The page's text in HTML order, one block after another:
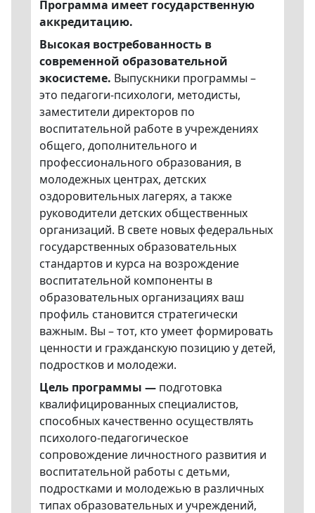
Программа имеет государственную
аккредитацию.
Высокая востребованность в
современной образовательной
экосистеме. Выпускники программы –
это педагоги-психологи, методисты,
заместители директоров по
воспитательной работе в учреждениях
общего, дополнительного и
профессионального образования, в
молодежных центрах, детских
оздоровительных лагерях, а также
руководители детских общественных
организаций. В свете новых федеральных
государственных образовательных
стандартов и курса на возрождение
воспитательной компоненты в
образовательных организациях ваш
профиль становится стратегически
важным. Вы – тот, кто умеет формировать
ценности и гражданскую позицию у детей,
подростков и молодежи.
Цель программы — подготовка
квалифицированных специалистов,
способных качественно осуществлять
психолого-педагогическое
сопровождение личностного развития и
воспитательной работы с детьми,
подростками и молодежью в различных
типах образовательных и учреждений,